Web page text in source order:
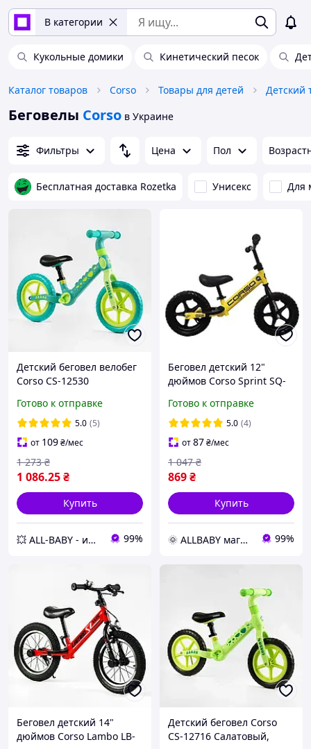
В категории
Кукольные домики Кинетический песок
Каталог товаров Corso Товары для детей Детский
Беговелы Corso в Украине
Фильтры Цена Пол
Бесплатная доставка Rozetka Унисекс Для
Детский беговел велобег
Corso CS-12530
12 дюймов с нейлоновой
рамой и вилкой
Готово к отправке
5.0 (5)
от 109₴/мес
1 086.25₴
1 273 ₴
Купить
💥 ALL-BABY - интернет - магазин товаров для детей 99%
Беговел детский 12"
дюймов Corso Sprint SQ-
рама, колеса EVA (пена),
подставка для ножек,
велобег
Готово к отправке
5.0 (4)
от87₴/мес
869₴
1 047 ₴
Купить
🌞 ALLBABY магазин товаров для детей 99%
Беговел детский 14"
дюймов Corso Lambo LB-
Детский беговел Corso
CS-12716 Салатовый,